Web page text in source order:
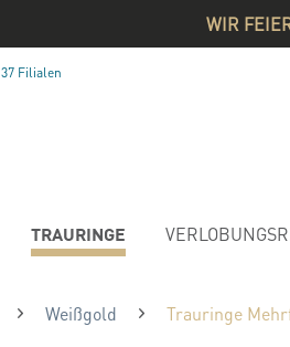
WIR
37 Filialen
TRAURINGE
Weißgold Trauringe